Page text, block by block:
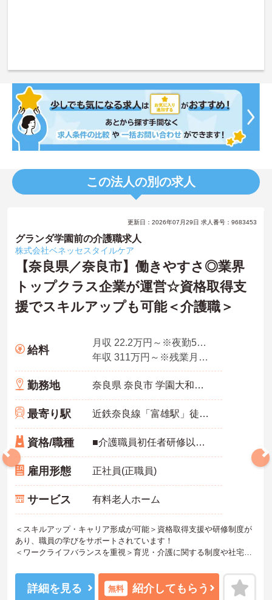
この法人の別の求人
更新日：2026年07月29日 求人番号：9683453
グランダ学園前の介護職求人
株式会社ベネッセスタイルケア
【奈良県／奈良市】働きやすさ◎業界
トップクラス企業が運営☆資格取得支
援でスキルアップも可能＜介護職＞
給料
月収 22.2万円～※夜勤5回想定
年収 311万円～※残業月10時間、夜勤平均5回、各種手当・賞与を含んだ例です
勤務地 奈良県 奈良市 学園大和町5-748-1
最寄り駅 近鉄奈良線「富雄駅」徒歩12分
資格/職種 ■介護職員初任者研修以上 ※無資格の方も応募可（資格支援制度あり）
雇用形態 正社員(正職員)
サービス 有料老人ホーム
＜スキルアップ・キャリア形成が可能＞資格取得支援や研修制度が
あり、職員の学びをサポートされています！
＜ワークライフバランスを重視＞育児・介護に関する制度や社宅制
＜寄り添ったケアの実施＞利用者さまに深く寄り添ったサービスの
提供を目指し、職員の専門性を高めるような人材育成にも注力され
詳細を見る 無料 紹介してもらう